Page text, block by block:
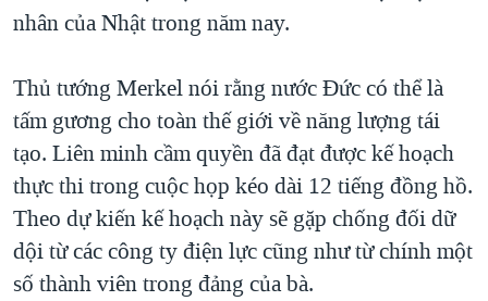
nhân của Nhật trong năm nay.
Thủ tướng Merkel nói rằng nước Đức có thể là
tấm gương cho toàn thế giới về năng lượng tái
tạo. Liên minh cầm quyền đã đạt được kế hoạch
thực thi trong cuộc họp kéo dài 12 tiếng đồng hồ.
Theo dự kiến kế hoạch này sẽ gặp chống đối dữ
dội từ các công ty điện lực cũng như từ chính một
số thành viên trong đảng của bà.